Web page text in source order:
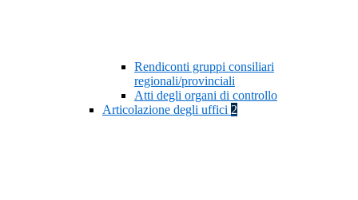
Rendiconti gruppi consiliari
regionali/provinciali
Atti degli organi di controllo
Articolazione degli uffici 2